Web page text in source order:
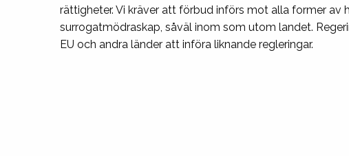
rättigheter. Vi kräver att förbud införs mot alla former av
surrogatmödraskap, såväl inom som utom landet.
EU och andra länder att införa liknande regleringar.